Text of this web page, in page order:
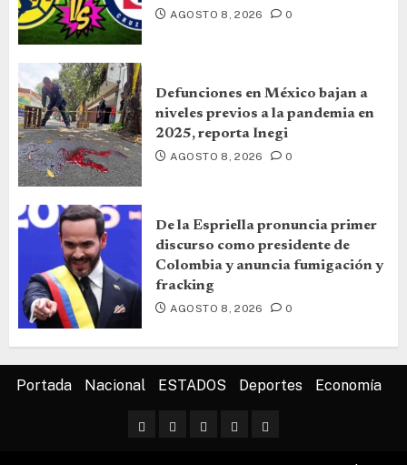
AGOSTO 8, 2026 0
Defunciones en México bajan a
niveles previos a la pandemia en
2025, reporta Inegi
AGOSTO 8, 2026 0
De la Espriella pronuncia primer
discurso como presidente de
Colombia y anuncia fumigación y
fracking
AGOSTO 8, 2026 0
Portada Nacional ESTADOS Deportes Economía